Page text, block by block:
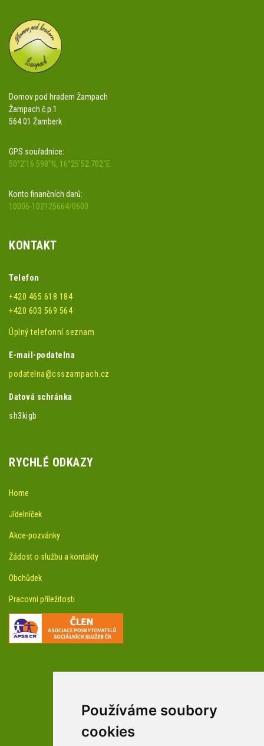
Používáme soubory
cookies
Domov pod hradem Žampach
Žampach č.p.1
564 01 Žamberk
GPS souřadnice:
50°2'16.598"N, 16°25'52.702"E
Konto finančních darů:
10006-102125664/0600
KONTAKT
Telefon
+420 465 618 184
+420 603 569 564
Úplný telefonní seznam
E-mail-podatelna
podatelna@csszampach.cz
Datová schránka
sh3kigb
RYCHLÉ ODKAZY
Home
Jídelníček
Akce-pozvánky
Žádost o službu a kontakty
Obchůdek
Pracovní příležitosti
facebookové profily domova a arboreta